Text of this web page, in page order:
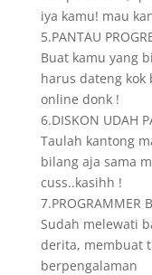
iya kamu! mau
5.PANTAU
Buat kamu yang
harus dateng kok
online donk !
6.DISKON UDAH
Taulah kantong
bilang aja sama
cuss..kasihh !
7.PROGRAMMER
Sudah melewati
derita, membuat
berpengalaman